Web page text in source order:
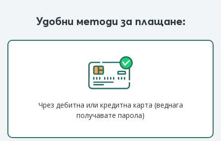
Удобни методи за плащане:
Чрез дебитна или кредитна карта (веднага
получавате парола)